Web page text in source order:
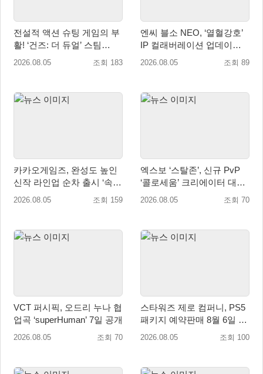
전설적 액션 슈팅 게임의 부
활! ‘건즈: 더 듀얼’ 스팀
(Steam) 8월 14일 정식 오픈
2026.08.05 조회 183
엔씨 블소 NEO, ‘열혈강호’
IP 컬래버레이션 업데이트
사전예약 시작
2026.08.05 조회 89
카카오게임즈, 완성도 높인
신작 라인업 순차 출시 ‘속
도’
2026.08.05 조회 159
엑스보 ‘스탈존’, 신규 PvP
‘콜로세움’ 크리에이터 대회
개최
2026.08.05 조회 70
VCT 퍼시픽, 오드리 누나 협
업곡 ‘superHuman’ 7일 공개
2026.08.05 조회 70
스타워즈 제로 컴퍼니, PS5
패키지 예약판매 8월 6일 시
작... 8월 27일 국내 정식 발
2026.08.05 조회 100